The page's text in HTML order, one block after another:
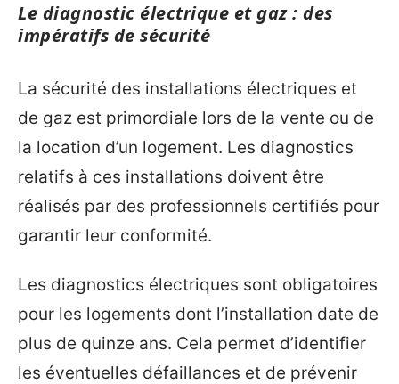
Le diagnostic électrique et gaz : des
impératifs de sécurité
La sécurité des installations électriques et
de gaz est primordiale lors de la vente ou de
la location d’un logement. Les diagnostics
relatifs à ces installations doivent être
réalisés par des professionnels certifiés pour
garantir leur conformité.
Les diagnostics électriques sont obligatoires
pour les logements dont l’installation date de
plus de quinze ans. Cela permet d’identifier
les éventuelles défaillances et de prévenir